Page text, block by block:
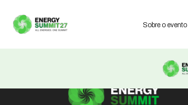
Sobre o evento
Not found